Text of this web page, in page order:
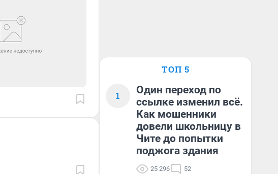
ТОП 5
1
Один переход по
ссылке изменил всё.
Как мошенники
довели школьницу в
Чите до попытки
поджога здания
25 296 52